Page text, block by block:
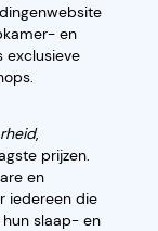
en
exclusieve
,
prijzen.
en
iedereen die
slaap- en